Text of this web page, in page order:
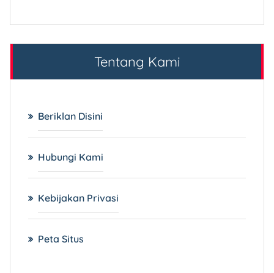
Tentang Kami
Beriklan Disini
Hubungi Kami
Kebijakan Privasi
Peta Situs